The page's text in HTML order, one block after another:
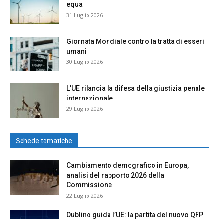
equa
31 Luglio 2026
Giornata Mondiale contro la tratta di esseri
umani
30 Luglio 2026
L’UE rilancia la difesa della giustizia penale
internazionale
29 Luglio 2026
Schede tematiche
Cambiamento demografico in Europa,
analisi del rapporto 2026 della
Commissione
22 Luglio 2026
Dublino guida l’UE: la partita del nuovo QFP